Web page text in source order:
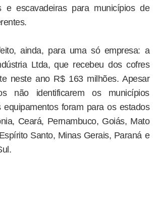
e escavadeiras para municípios de
ainda, para uma só empresa: a
Ltda, que recebeu dos cofres
neste ano R$ 163 milhões. Apesar
não identificarem os municípios
equipamentos foram para os estados
Ceará, Pernambuco, Goiás, Mato
Santo, Minas Gerais, Paraná e